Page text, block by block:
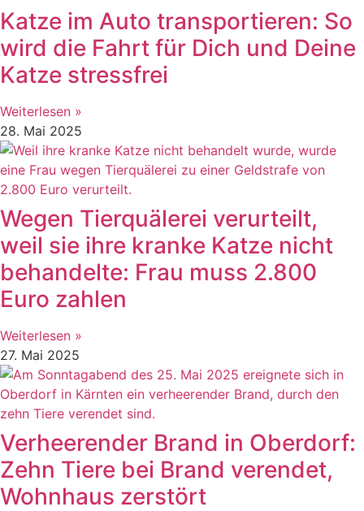
Katze im Auto transportieren: So
wird die Fahrt für Dich und Deine
Katze stressfrei
Weiterlesen »
28. Mai 2025
Wegen Tierquälerei verurteilt,
weil sie ihre kranke Katze nicht
behandelte: Frau muss 2.800
Euro zahlen
Weiterlesen »
27. Mai 2025
Verheerender Brand in Oberdorf:
Zehn Tiere bei Brand verendet,
Wohnhaus zerstört